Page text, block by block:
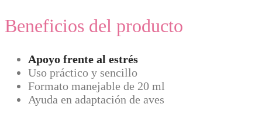
Beneficios del producto
Apoyo frente al estrés
Uso práctico y sencillo
Formato manejable de 20 ml
Ayuda en adaptación de aves